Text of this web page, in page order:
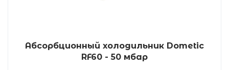
Абсорбционный холодильник Dometic
RF60 - 50 мбар